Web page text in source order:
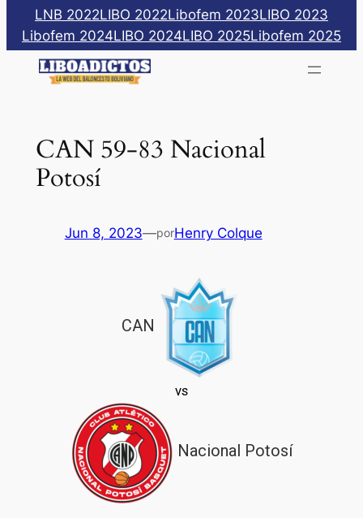
Saltar
contenido
LNB 2022LIBO 2022Libofem 2023LIBO 2023
Libofem 2024LIBO 2024LIBO 2025Libofem 2025
CAN 59-83 Nacional
Potosí
Jun 8, 2023—porHenry Colque
CAN
vs
Nacional Potosí